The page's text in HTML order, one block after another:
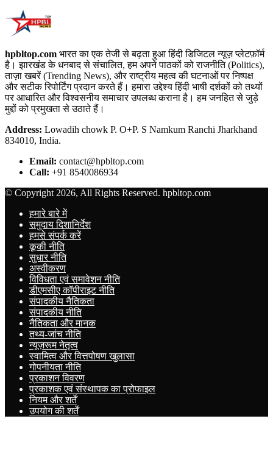
hpbltop.com भारत का एक तेजी से बढ़ता हुआ हिंदी डिजिटल न्यूज़ प्लेटफ़ॉर्म
है। झारखंड के धनबाद से संचालित, हम अपने पाठकों को राजनीति (Politics),
ताज़ा खबरें (Trending News), और राष्ट्रीय महत्व की घटनाओं पर निष्पक्ष
और सटीक रिपोर्टिंग प्रदान करते हैं। हमारा उद्देश्य हिंदी भाषी दर्शकों को तथ्यों
पर आधारित और विश्वसनीय समाचार उपलब्ध कराना है। हम जनहित से जुड़े
मुद्दों को प्रमुखता से उठाते हैं।
Address: Lowadih chowk P. O+P. S Namkum Ranchi Jharkhand
834010, India.
Email: contact@hpbltop.com
Call: +91 8540086934
© Copyright 2026, All Rights Reserved. hpbltop.com
हमारे बारे में
समुदाय दिशानिर्देश
हमसे संपर्क करें
कूकी नीति
सुधार नीति
अस्वीकरण
विविधता एवं समावेशन नीति
डीएमसीए कॉपीराइट नीति
संपादकीय नैतिकता
संपादकीय नीति
नैतिकता और मानक
तथ्य-जांच नीति
न्यूज़रूम नेतृत्व
स्वामित्व और वित्तपोषण खुलासा
गोपनीयता नीति
प्रकाशन विवरण
प्रकाशक एवं संस्थापक का प्रोफाइल
नियम और शर्तें
उपयोग की शर्तें